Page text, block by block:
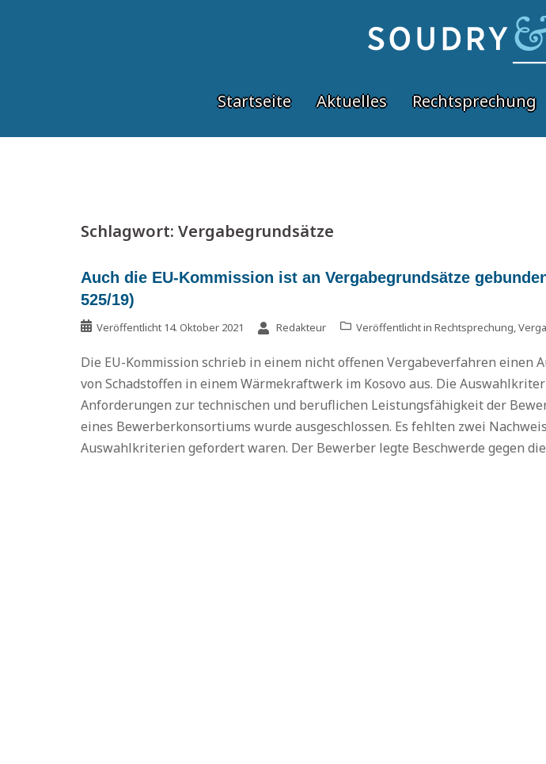
Startseite Aktuelles Rechtsprechung
Schlagwort: Vergabegrundsätze
Auch die EU-Kommission ist an Vergabegrundsätze
525/19)
Veröffentlicht 14. Oktober 2021 Redakteur Veröffentlicht in Rechtsprechung,
Die EU-Kommission schrieb in einem nicht offenen Vergabeverfahren einen
von Schadstoffen in einem Wärmekraftwerk im Kosovo aus. Die
Anforderungen zur technischen und beruflichen Leistungsfähigkeit der
eines Bewerberkonsortiums wurde ausgeschlossen. Es fehlten zwei
Auswahlkriterien gefordert waren. Der Bewerber legte Beschwerde gegen